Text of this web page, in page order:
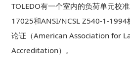
TOLEDO有一个室内的负荷单元校
17025和ANSI/NCSL Z540-1-1994
论证（American Association for
Accreditation）。